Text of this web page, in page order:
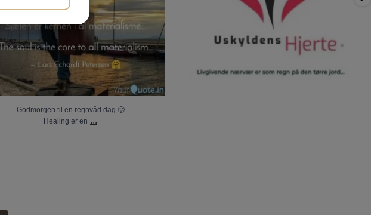
Godmorgen til en regnvåd dag.🙂
Healing er en ...